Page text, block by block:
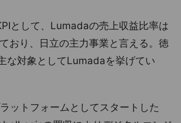
として、Lumadaの売上収益比率は
おり、日立の主力事業と言える。徳
な対象としてLumadaを挙げてい
ットフォームとしてスタートした